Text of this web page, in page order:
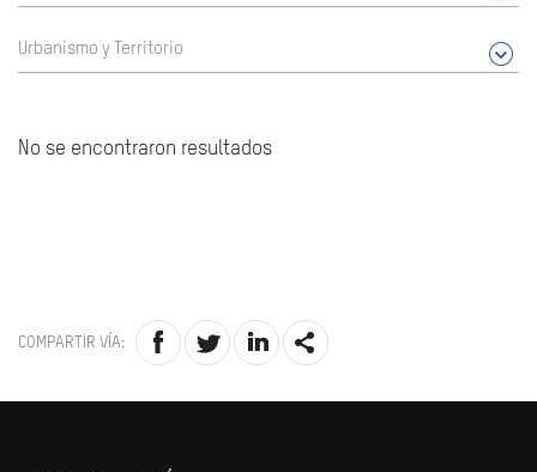
Urbanismo y Territorio
No se encontraron resultados
COMPARTIR VÍA: